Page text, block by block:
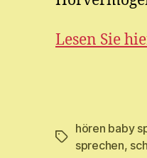
Lesen Sie
Schlagwörter
hören baby
sprechen,